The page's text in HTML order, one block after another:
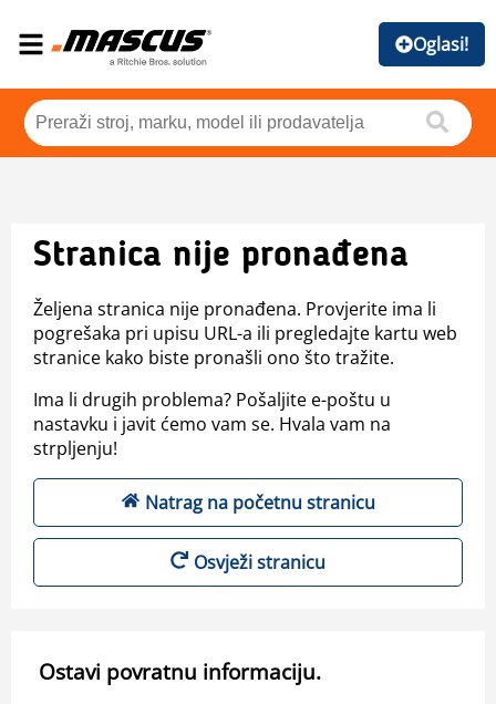
Oglasi!
Stranica nije pronađena
Željena stranica nije pronađena. Provjerite ima li
pogrešaka pri upisu URL-a ili pregledajte kartu web
stranice kako biste pronašli ono što tražite.
Ima li drugih problema? Pošaljite e-poštu u
nastavku i javit ćemo vam se. Hvala vam na
strpljenju!
Natrag na početnu stranicu
Osvježi stranicu
Ostavi povratnu informaciju.